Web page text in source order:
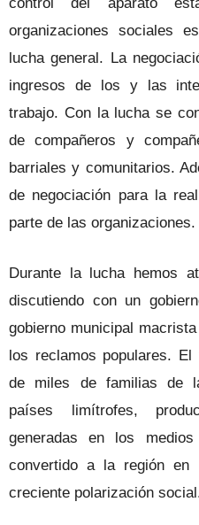
organizaciones sociales
lucha general. La
ingresos de los y las
trabajo. Con la lucha se
de compañeros y
barriales y comunitarios.
de negociación para la
parte de las organizaciones.
Durante la lucha hemos
discutiendo con un
gobierno municipal
los reclamos populares.
de miles de familias de
países limítrofes,
generadas en los
convertido a la región
creciente polarización